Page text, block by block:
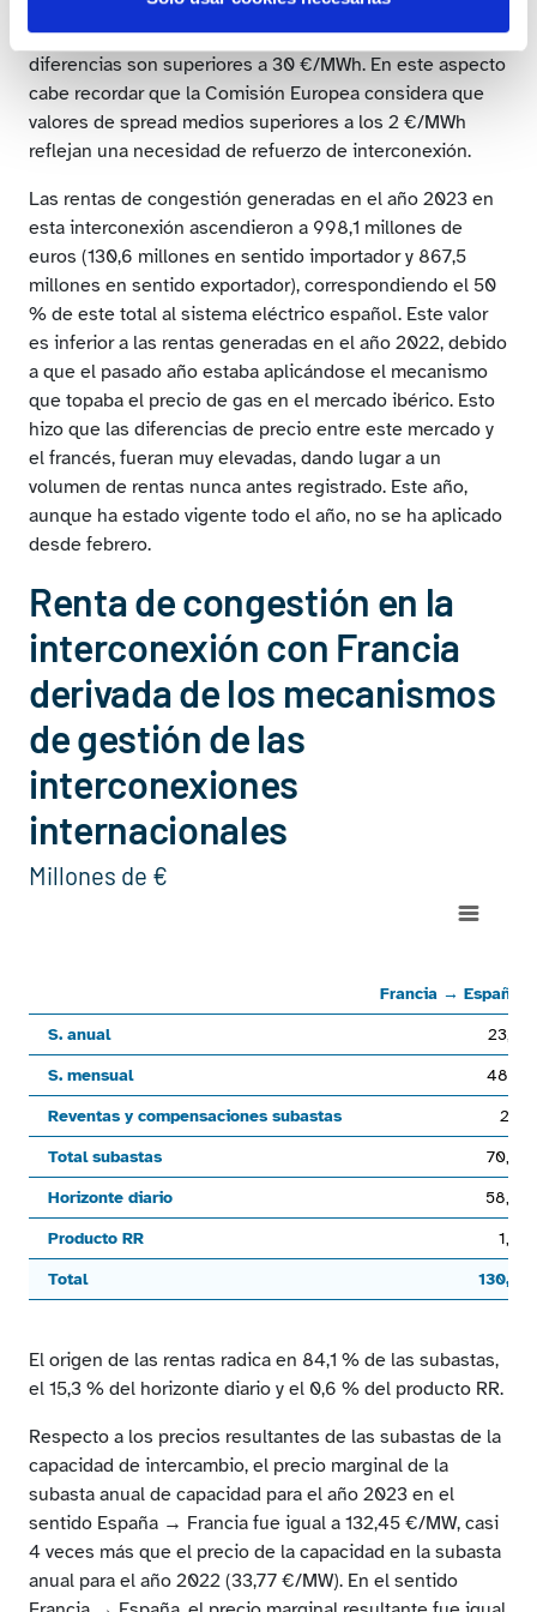
llegando a alcanzar en enero diferencias medias
superiores a 60 €/MWh. En abril, octubre y diciembre las
diferencias son superiores a 30 €/MWh. En este aspecto
cabe recordar que la Comisión Europea considera que
valores de spread medios superiores a los 2 €/MWh
reflejan una necesidad de refuerzo de interconexión.
Las rentas de congestión generadas en el año 2023 en
esta interconexión ascendieron a 998,1 millones de
euros (130,6 millones en sentido importador y 867,5
millones en sentido exportador), correspondiendo el 50
% de este total al sistema eléctrico español. Este valor
es inferior a las rentas generadas en el año 2022, debido
a que el pasado año estaba aplicándose el mecanismo
que topaba el precio de gas en el mercado ibérico. Esto
hizo que las diferencias de precio entre este mercado y
el francés, fueran muy elevadas, dando lugar a un
volumen de rentas nunca antes registrado. Este año,
aunque ha estado vigente todo el año, no se ha aplicado
desde febrero.
Renta de congestión en la
interconexión con Francia
derivada de los mecanismos
de gestión de las
interconexiones
internacionales
Millones de €
Francia → EspañaEspaña → FranciaTotalS.
View as data table, Chart
The chart has 1 X axis displaying categories.
The chart has 1 Y axis displaying values. Range: 0 to 1200.
Francia → España
S. anual
23,9
S. mensual
48,7
Reventas y compensaciones subastas
2,1
Total subastas
70,4
Horizonte diario
58,8
Producto RR
1,4
Total
130,6
End of interactive chart.
El origen de las rentas radica en 84,1 % de las subastas,
el 15,3 % del horizonte diario y el 0,6 % del producto RR.
Respecto a los precios resultantes de las subastas de la
capacidad de intercambio, el precio marginal de la
subasta anual de capacidad para el año 2023 en el
sentido España → Francia fue igual a 132,45 €/MW, casi
4 veces más que el precio de la capacidad en la subasta
anual para el año 2022 (33,77 €/MW). En el sentido